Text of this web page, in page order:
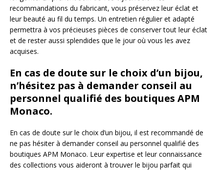
recommandations du fabricant, vous préservez leur éclat et
leur beauté au fil du temps. Un entretien régulier et adapté
permettra à vos précieuses pièces de conserver tout leur éclat
et de rester aussi splendides que le jour où vous les avez
acquises.
En cas de doute sur le choix d’un bijou,
n’hésitez pas à demander conseil au
personnel qualifié des boutiques APM
Monaco.
En cas de doute sur le choix d’un bijou, il est recommandé de
ne pas hésiter à demander conseil au personnel qualifié des
boutiques APM Monaco. Leur expertise et leur connaissance
des collections vous aideront à trouver le bijou parfait qui